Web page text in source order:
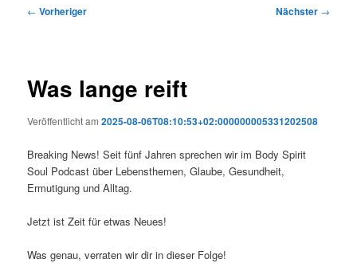
Beitragsnavigation
← Vorheriger Nächster →
Was lange reift
Veröffentlicht am2025-08-06T08:10:53+02:000000005331202508
Breaking News! Seit fünf Jahren sprechen wir im Body Spirit
Soul Podcast über Lebensthemen, Glaube, Gesundheit,
Ermutigung und Alltag.
Jetzt ist Zeit für etwas Neues!
Was genau, verraten wir dir in dieser Folge!